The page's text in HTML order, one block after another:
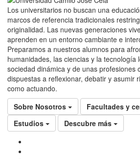
Los universitarios no buscan una
marcos de referencia tradicionales
originalidad. Las nuevas generaciones
aprenden en un entorno cambiante e
Preparamos a nuestros alumnos para
humanidades, las ciencias y la tecnología
sociedad dinámica y de unas
dispuestas a reflexionar, debatir y asumir
como actuando.
Sobre Nosotros
Facultades y
Estudios
Descubre más